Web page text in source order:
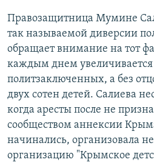
Правозащитница Мумине
так называемой диверсии
обращает внимание на тот
каждым днем увеличивается
политзаключенных, а без
двух сотен детей. Салиева
когда аресты после не
сообществом аннексии
начинались, организовала
организацию "Крымское